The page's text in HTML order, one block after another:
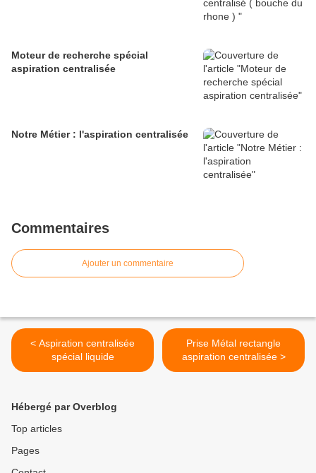
Moteur de recherche spécial
aspiration centralisée
Notre Métier : l'aspiration centralisée
Commentaires
Ajouter un commentaire
< Aspiration centralisée
spécial liquide
Prise Métal rectangle
aspiration centralisée >
Hébergé par Overblog
Top articles
Pages